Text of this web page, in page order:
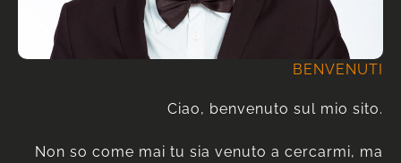
BENVENUTI
Ciao, benvenuto sul mio sito.
Non so come mai tu sia venuto a cercarmi, ma